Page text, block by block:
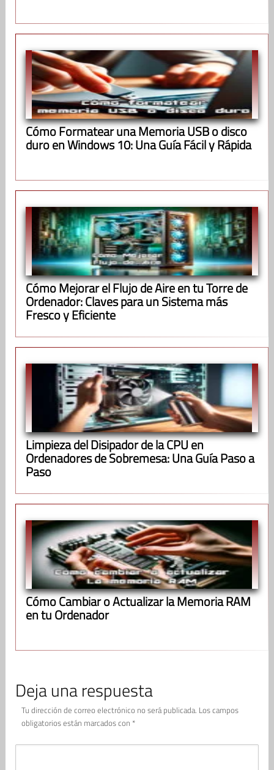
Cómo Formatear una Memoria USB o disco
duro en Windows 10: Una Guía Fácil y Rápida
Cómo Mejorar el Flujo de Aire en tu Torre de
Ordenador: Claves para un Sistema más
Fresco y Eficiente
Limpieza del Disipador de la CPU en
Ordenadores de Sobremesa: Una Guía Paso a
Paso
Cómo Cambiar o Actualizar la Memoria RAM
en tu Ordenador
Deja una respuesta
Tu dirección de correo electrónico no será publicada. Los campos
obligatorios están marcados con *